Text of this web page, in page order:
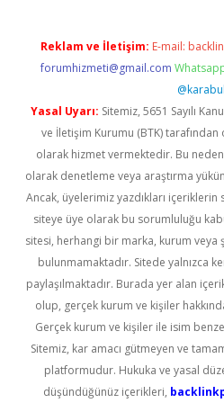
Reklam ve İletişim: E-mail:
forumhizmeti@gmail.com
@karabul
Yasal Uyarı: Sitemiz, 5651 Sayılı
ve İletişim Kurumu (BTK) tarafından
olarak hizmet vermektedir. Bu
olarak denetleme veya araştırma
Ancak, üyelerimiz yazdıkları
siteye üye olarak bu sorumluluğu
sitesi, herhangi bir marka, kurum veya
bulunmamaktadır. Sitede yalnızca
paylaşılmaktadır. Burada yer alan
olup, gerçek kurum ve kişiler
Gerçek kurum ve kişiler ile isim
Sitemiz, kar amacı gütmeyen ve
platformudur. Hukuka ve yasal
düşündüğünüz içerikleri,